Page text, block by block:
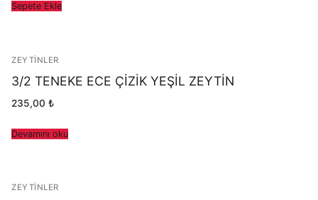
Sepete Ekle
ZEYTINLER
3/2 TENEKE ECE ÇİZİK YEŞİL ZEYTİN
235,00 ₺
Devamını oku
ZEYTINLER